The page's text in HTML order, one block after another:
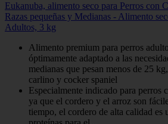
Eukanuba, alimento seco para Perros con
Razas pequeñas y Medianas - Alimento
Adultos, 3 kg
Alimento premium para perros
óptimamente adaptado a las
medianas que pesan menos de 25
carlino y cocker spaniel
Especialmente indicado para perros
ya que el cordero y el arroz son
tiempo, el cordero de alta calidad es